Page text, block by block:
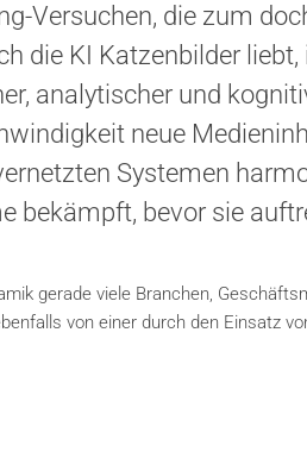
Versuchen, die zum
die KI Katzenbilder liebt,
analytischer und
neue
Systemen
bekämpft, bevor sie
gerade viele Branchen,
von einer durch den Einsatz